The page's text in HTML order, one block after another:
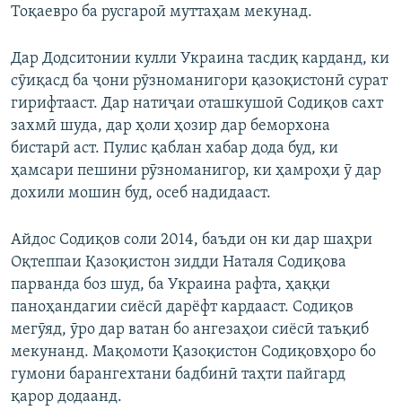
Тоқаевро ба русгароӣ муттаҳам мекунад.
Дар Додситонии кулли Украина тасдиқ карданд, ки
сӯиқасд ба ҷони рӯзноманигори қазоқистонӣ сурат
гирифтааст. Дар натиҷаи оташкушоӣ Содиқов сахт
захмӣ шуда, дар ҳоли ҳозир дар беморхона
бистарӣ аст. Пулис қаблан хабар дода буд, ки
ҳамсари пешини рӯзноманигор, ки ҳамроҳи ӯ дар
дохили мошин буд, осеб надидааст.
Айдос Содиқов соли 2014, баъди он ки дар шаҳри
Оқтеппаи Қазоқистон зидди Наталя Содиқова
парванда боз шуд, ба Украина рафта, ҳаққи
паноҳандагии сиёсӣ дарёфт кардааст. Содиқов
мегӯяд, ӯро дар ватан бо ангезаҳои сиёсӣ таъқиб
мекунанд. Мақомоти Қазоқистон Содиқовҳоро бо
гумони барангехтани бадбинӣ таҳти пайгард
қарор додаанд.